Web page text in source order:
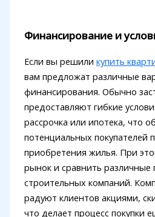
Финансирование и
Если вы решили купить
вам предложат различные
финансирования. Обычно
предоставляют гибкие
рассрочка или ипотека, что
потенциальных покупателей
приобретения жилья. При
рынок и сравнить различные
строительных компаний.
радуют клиентов акциями,
что делает процесс покупки